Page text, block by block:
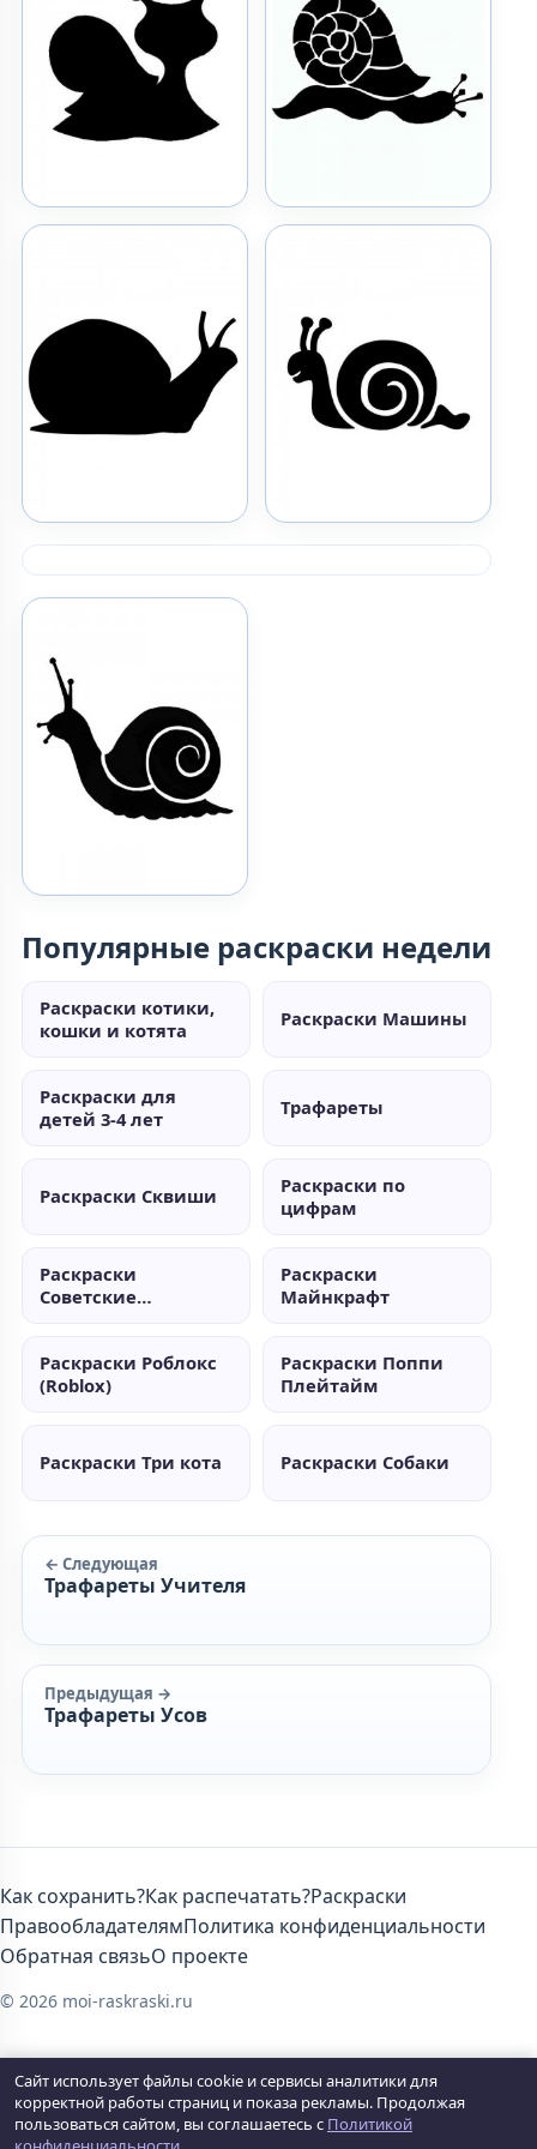
Популярные раскраски недели
Раскраски котики,
кошки и котята
Раскраски Машины
Раскраски для
детей 3-4 лет
Трафареты
Раскраски Сквиши
Раскраски по
цифрам
Раскраски
Советские
Раскраски
Майнкрафт
Раскраски Роблокс
(Roblox)
Раскраски Поппи
Плейтайм
Раскраски Три кота Раскраски Собаки
← Следующая
Трафареты Учителя
Предыдущая →
Трафареты Усов
Как сохранить?Как распечатать?Раскраски
ПравообладателямПолитика конфиденциальности
Обратная связьО проекте
© 2026 moi-raskraski.ru
Сайт использует файлы cookie и сервисы аналитики для
корректной работы страниц и показа рекламы. Продолжая
пользоваться сайтом, вы соглашаетесь с Политикой